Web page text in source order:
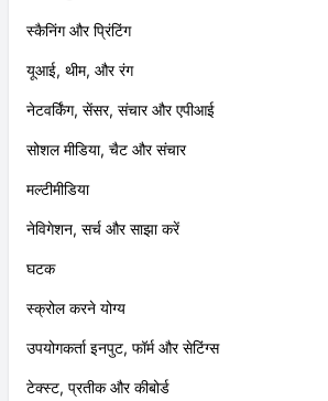
Storage
स्कैनिंग और प्रिंटिंग
यूआई, थीम, और रंग
नेटवर्किंग, सेंसर, संचार और एपीआई
सोशल मीडिया, चैट और संचार
मल्टीमीडिया
नेविगेशन, सर्च और साझा करें
घटक
स्क्रोल करने योग्य
उपयोगकर्ता इनपुट, फॉर्म और सेटिंग्स